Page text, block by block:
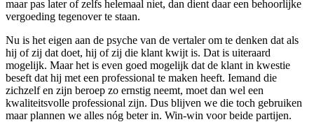
maar pas later of zelfs helemaal niet, dan dient daar een behoorlijke
vergoeding tegenover te staan.
Nu is het eigen aan de psyche van de vertaler om te denken dat als
hij of zij dat doet, hij of zij die klant kwijt is. Dat is uiteraard
mogelijk. Maar het is even goed mogelijk dat de klant in kwestie
beseft dat hij met een professional te maken heeft. Iemand die
zichzelf en zijn beroep zo ernstig neemt, moet dan wel een
kwaliteitsvolle professional zijn. Dus blijven we die toch gebruiken
maar plannen we alles nóg beter in. Win-win voor beide partijen.